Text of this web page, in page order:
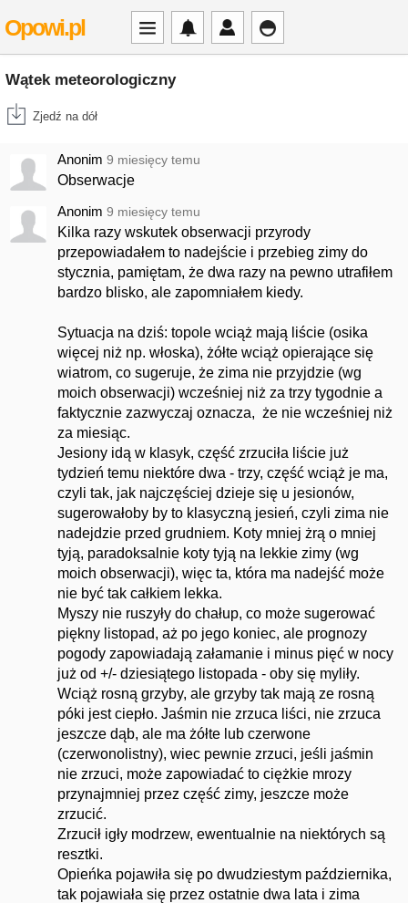
Opowi.pl
Wątek meteorologiczny
Zjedź na dół
Anonim 9 miesięcy temu
Obserwacje
Anonim 9 miesięcy temu
Kilka razy wskutek obserwacji przyrody
przepowiadałem to nadejście i przebieg zimy do
stycznia, pamiętam, że dwa razy na pewno utrafiłem
bardzo blisko, ale zapomniałem kiedy.
Sytuacja na dziś: topole wciąż mają liście (osika
więcej niż np. włoska), żółte wciąż opierające się
wiatrom, co sugeruje, że zima nie przyjdzie (wg
moich obserwacji) wcześniej niż za trzy tygodnie a
faktycznie zazwyczaj oznacza, że nie wcześniej niż
za miesiąc.
Jesiony idą w klasyk, część zrzuciła liście już
tydzień temu niektóre dwa - trzy, część wciąż je ma,
czyli tak, jak najczęściej dzieje się u jesionów,
sugerowałoby by to klasyczną jesień, czyli zima nie
nadejdzie przed grudniem. Koty mniej żrą o mniej
tyją, paradoksalnie koty tyją na lekkie zimy (wg
moich obserwacji), więc ta, która ma nadejść może
nie być tak całkiem lekka.
Myszy nie ruszyły do chałup, co może sugerować
piękny listopad, aż po jego koniec, ale prognozy
pogody zapowiadają załamanie i minus pięć w nocy
już od +/- dziesiątego listopada - oby się myliły.
Wciąż rosną grzyby, ale grzyby tak mają ze rosną
póki jest ciepło. Jaśmin nie zrzuca liści, nie zrzuca
jeszcze dąb, ale ma żółte lub czerwone
(czerwonolistny), wiec pewnie zrzuci, jeśli jaśmin
nie zrzuci, może zapowiadać to ciężkie mrozy
przynajmniej przez część zimy, jeszcze może
zrzucić.
Zrzucił igły modrzew, ewentualnie na niektórych są
resztki.
Opieńka pojawiła się po dwudziestym października,
tak pojawiała się przez ostatnie dwa lata i zima